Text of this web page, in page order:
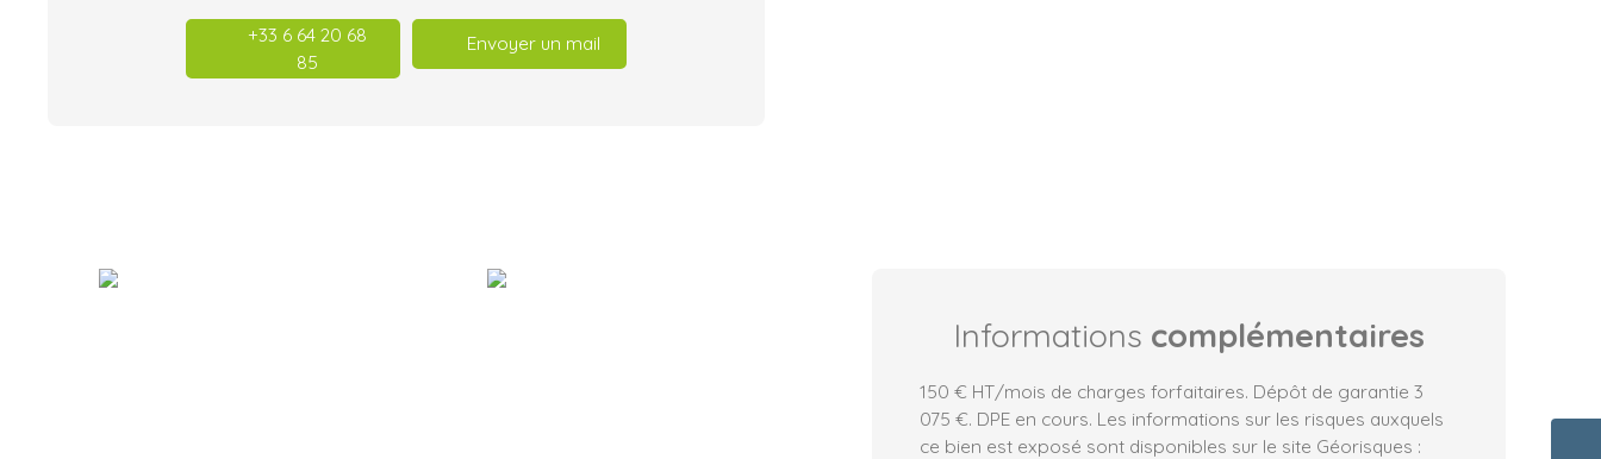
+33 6 64 20 68
85
Envoyer un mail
Informations complémentaires
150 € HT/mois de charges forfaitaires. Dépôt de garantie 3
075 €. DPE en cours. Les informations sur les risques auxquels
ce bien est exposé sont disponibles sur le site Géorisques :